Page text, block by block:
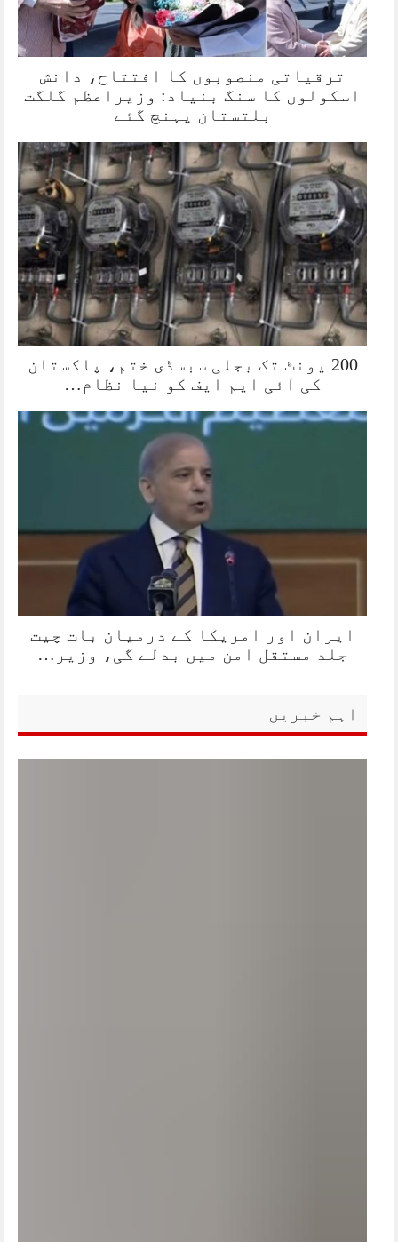
ترقیاتی منصوبوں کا افتتاح، دانش
اسکولوں کا سنگ بنیاد: وزیراعظم گلگت
بلتستان پہنچ گئے
200 یونٹ تک بجلی سبسڈی ختم، پاکستان
کی آئی ایم ایف کو نیا نظام…
ایران اور امریکا کے درمیان بات چیت
جلد مستقل امن میں بدلے گی، وزیر…
اہم خبریں